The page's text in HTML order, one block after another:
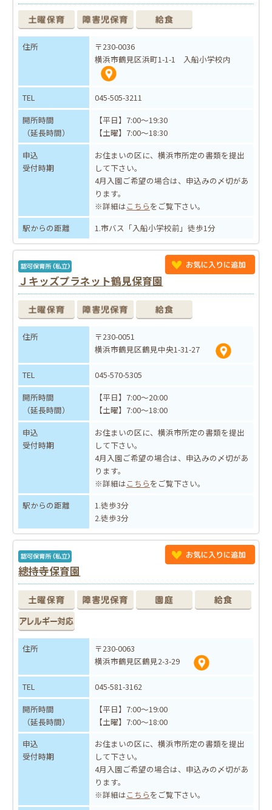
住所
〒230-0036
横浜市鶴見区浜町1-1-1 入船小学校内
TEL
045-505-3211
開所時間
（延長時間）
【平日】7:00～19:30
【土曜】7:00～18:30
申込
受付時期
お住まいの区に、横浜市所定の書類を提出
して下さい。
4月入園ご希望の場合は、申込みの〆切があ
ります。
※詳細はこちらをご覧下さい。
駅からの距離
1.市バス「入船小学校前」徒歩1分
Ｊキッズプラネット鶴見保育園
住所
〒230-0051
横浜市鶴見区鶴見中央1-31-27
TEL
045-570-5305
開所時間
（延長時間）
【平日】7:00～20:00
【土曜】7:00～18:00
申込
受付時期
お住まいの区に、横浜市所定の書類を提出
して下さい。
4月入園ご希望の場合は、申込みの〆切があ
ります。
※詳細はこちらをご覧下さい。
駅からの距離
1.徒歩3分
2.徒歩3分
總持寺保育園
住所
〒230-0063
横浜市鶴見区鶴見2-3-29
TEL
045-581-3162
開所時間
（延長時間）
【平日】7:00～19:00
【土曜】7:00～18:00
申込
受付時期
お住まいの区に、横浜市所定の書類を提出
して下さい。
4月入園ご希望の場合は、申込みの〆切があ
ります。
※詳細はこちらをご覧下さい。